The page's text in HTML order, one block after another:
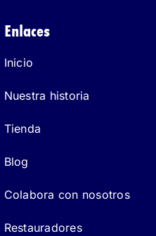
Enlaces
Inicio
Nuestra historia
Tienda
Blog
Colabora con nosotros
Restauradores